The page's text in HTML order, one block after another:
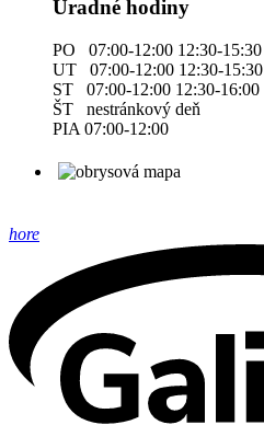
Úradné hodiny
PO 07:00-12:00 12:30-15:30
UT 07:00-12:00 12:30-15:30
ST 07:00-12:00 12:30-16:00
ŠT nestránkový deň
PIA 07:00-12:00
hore